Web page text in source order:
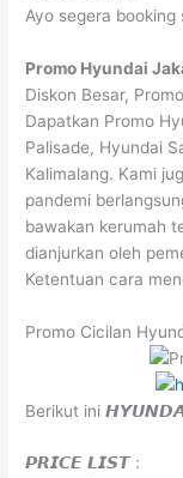
Ayo segera booking
Promo Hyundai
Diskon Besar,
Dapatkan Promo
Palisade, Hyundai
Kalimalang. Kami
pandemi
bawakan kerumah
dianjurkan oleh
Ketentuan cara
Promo Cicilan
Berikut ini
𝙋𝙍𝙄𝘾𝙀 𝙇𝙄𝙎𝙏 :